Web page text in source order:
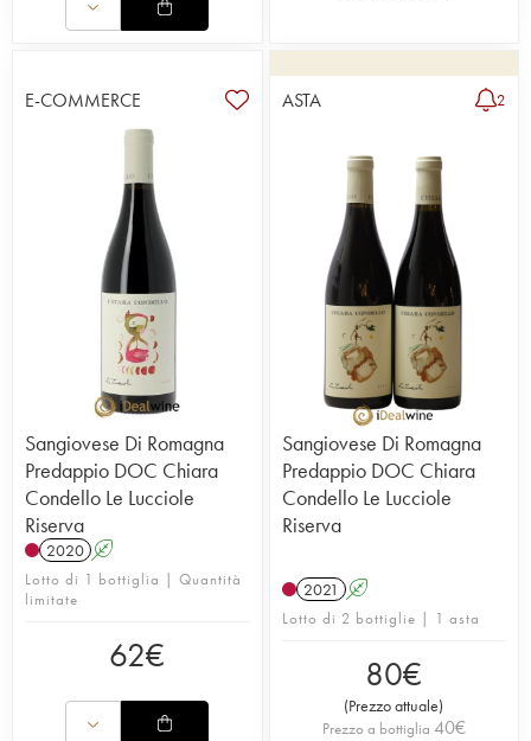
E-COMMERCE
Sangiovese Di Romagna
Predappio DOC Chiara
Condello Le Lucciole
Riserva
2020 A
Lotto di 1 bottiglia | Quantità
limitate
62€
ASTA 2
Sangiovese Di Romagna
Predappio DOC Chiara
Condello Le Lucciole
Riserva
2021 A
Lotto di 2 bottiglie | 1 asta
80€
(Prezzo attuale)
Prezzo a bottiglia 40€